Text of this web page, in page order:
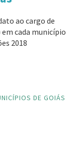
ao cargo de
cada município
2018
DE GOIÁS